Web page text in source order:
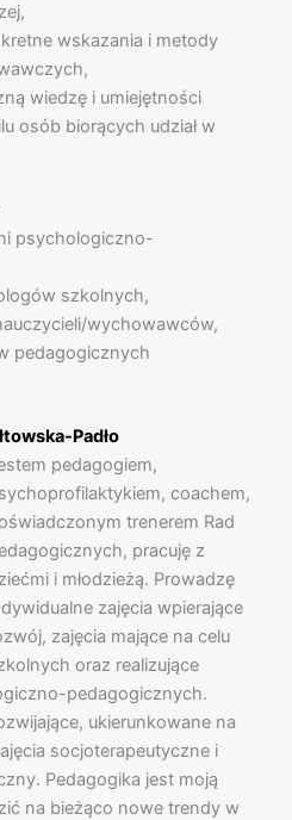
wskazania i metody
wiedzę i umiejętności
osób biorących udział w
psychologiczno-
szkolnych,
wychowawców,
pedagogicznych
Padło
pedagogiem,
coachem,
trenerem Rad
pracuję z
i młodzieżą. Prowadzę
zajęcia wpierające
zajęcia mające na celu
oraz realizujące
pedagogicznych.
ukierunkowane na
socjoterapeutyczne i
Pedagogika jest moją
na bieżąco nowe trendy w